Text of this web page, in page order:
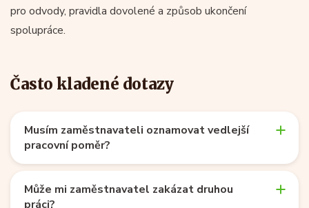
pro odvody, pravidla dovolené a způsob ukončení
spolupráce.
Často kladené dotazy
Musím zaměstnavateli oznamovat vedlejší
pracovní poměr?
Může mi zaměstnavatel zakázat druhou
práci?